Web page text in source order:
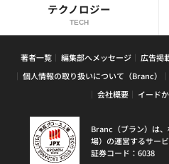
テクノロジー
TECH
著者一覧 編集部へメッセージ 広告掲
個人情報の取り扱いについて（Branc）
会社概要
イード
Branc（ブラン）は
場）の運営するサービ
証券コード：6038